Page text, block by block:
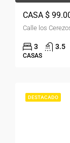
CASA $
Calle los
3 3.5
CASAS
DESTACADO